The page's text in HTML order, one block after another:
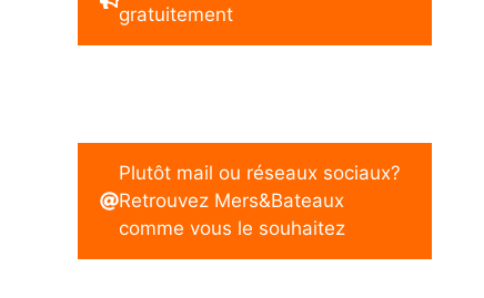
gratuitement
Plutôt mail ou réseaux sociaux?
Retrouvez Mers&Bateaux
comme vous le souhaitez